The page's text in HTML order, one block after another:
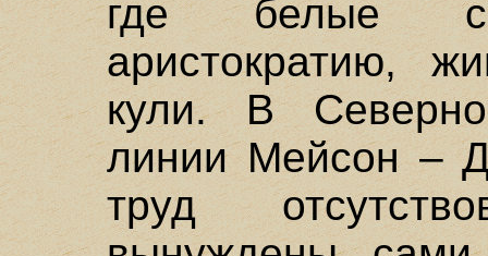
где белые
аристократию,
кули. В
линии Мейсон –
труд